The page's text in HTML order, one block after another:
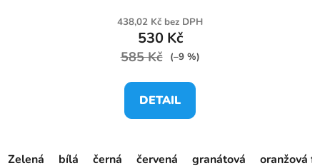
438,02 Kč bez DPH
530 Kč
585 Kč (–9 %)
DETAIL
Zelená bílá černá červená granátová oranžová